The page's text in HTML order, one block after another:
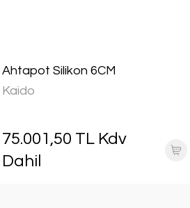
Ahtapot Silikon 6CM
Kaido
75.001,50 TL Kdv
Dahil